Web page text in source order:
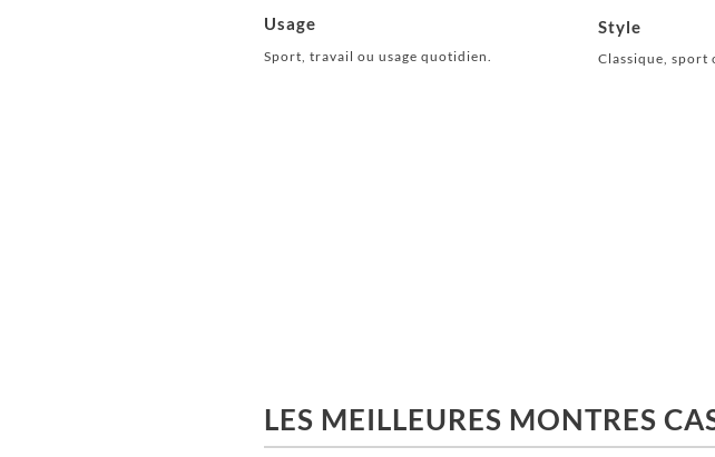
Usage
Sport, travail ou usage quotidien.
Style
Classique, sport
LES MEILLEURES MONTRES